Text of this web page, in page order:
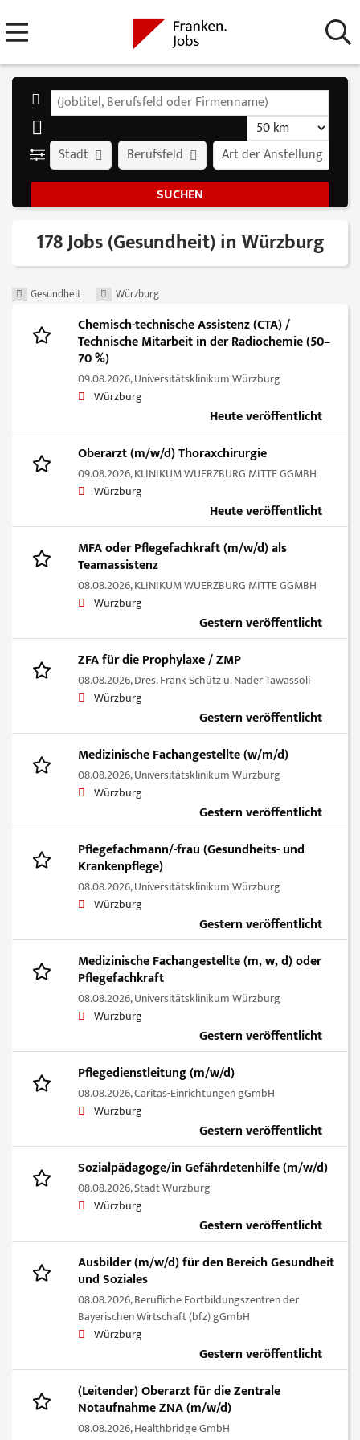
Stadt Art der Anstellung
Berufsfeld
178 Jobs (Gesundheit) in Würzburg
Gesundheit Würzburg
Chemisch-technische Assistenz (CTA) /
Technische Mitarbeit in der Radiochemie (50–
70 %)
09.08.2026,Universitätsklinikum Würzburg
Würzburg
Heute veröffentlicht
Oberarzt (m/w/d) Thoraxchirurgie
09.08.2026,KLINIKUM WUERZBURG MITTE GGMBH
Würzburg
Heute veröffentlicht
MFA oder Pflegefachkraft (m/w/d) als
Teamassistenz
08.08.2026,KLINIKUM WUERZBURG MITTE GGMBH
Würzburg
Gestern veröffentlicht
ZFA für die Prophylaxe / ZMP
08.08.2026,Dres. Frank Schütz u. Nader Tawassoli
Würzburg
Gestern veröffentlicht
Medizinische Fachangestellte (w/m/d)
08.08.2026,Universitätsklinikum Würzburg
Würzburg
Gestern veröffentlicht
Pflegefachmann/-frau (Gesundheits- und
Krankenpflege)
08.08.2026,Universitätsklinikum Würzburg
Würzburg
Gestern veröffentlicht
Medizinische Fachangestellte (m, w, d) oder
Pflegefachkraft
08.08.2026,Universitätsklinikum Würzburg
Würzburg
Gestern veröffentlicht
Pflegedienstleitung (m/w/d)
08.08.2026,Caritas-Einrichtungen gGmbH
Würzburg
Gestern veröffentlicht
Sozialpädagoge/in Gefährdetenhilfe (m/w/d)
08.08.2026,Stadt Würzburg
Würzburg
Gestern veröffentlicht
Ausbilder (m/w/d) für den Bereich Gesundheit
und Soziales
08.08.2026,Berufliche Fortbildungszentren der
Bayerischen Wirtschaft (bfz) gGmbH
Würzburg
Gestern veröffentlicht
(Leitender) Oberarzt für die Zentrale
Notaufnahme ZNA (m/w/d)
08.08.2026,Healthbridge GmbH